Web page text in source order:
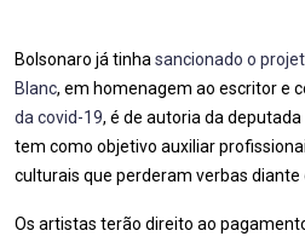
Bolsonaro já tinha sancionado o
Blanc, em homenagem ao escritor e
da covid-19, é de autoria da deputada
tem como objetivo auxiliar
culturais que perderam verbas diante
Os artistas terão direito ao